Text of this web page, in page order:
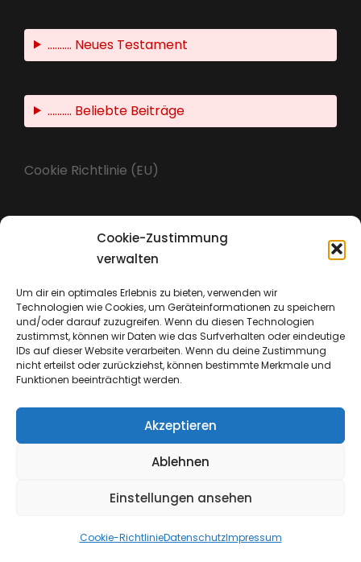
Cookie-Zustimmung
verwalten
Um dir ein optimales Erlebnis zu bieten, verwenden wir
Technologien wie Cookies, um Geräteinformationen zu speichern
und/oder darauf zuzugreifen. Wenn du diesen Technologien
zustimmst, können wir Daten wie das Surfverhalten oder eindeutige
IDs auf dieser Website verarbeiten. Wenn du deine Zustimmung
nicht erteilst oder zurückziehst, können bestimmte Merkmale und
Funktionen beeinträchtigt werden.
Akzeptieren
Ablehnen
Einstellungen ansehen
Cookie-RichtlinieDatenschutzImpressum
.......... Neues Testament
.......... Beliebte Beiträge
Cookie Richtlinie (EU)
Datenschutz
Datenschutz|Catch Shop Dark ByCatch Themes